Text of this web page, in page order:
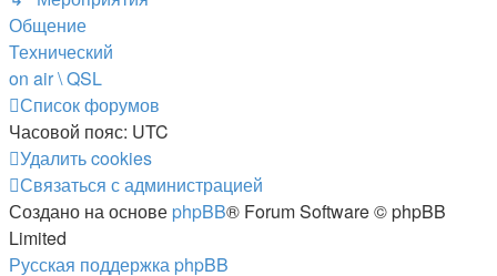
Общение
Технический
on air \ QSL
Список форумов
Часовой пояс: UTC
Удалить cookies
Связаться с администрацией
Создано на основе phpBB® Forum Software © phpBB
Limited
Русская поддержка phpBB